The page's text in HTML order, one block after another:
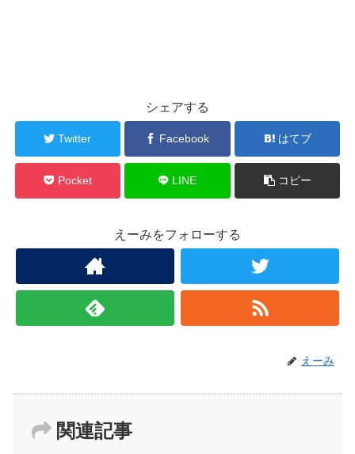
シェアする
Twitter Facebook はてブ
Pocket LINE コピー
えーみをフォローする
えーみ
関連記事